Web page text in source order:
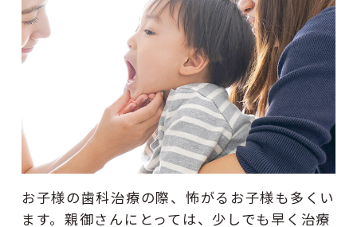
お子様の歯科治療の際、怖がるお子様も多くい
ます。親御さんにとっては、少しでも早く治療